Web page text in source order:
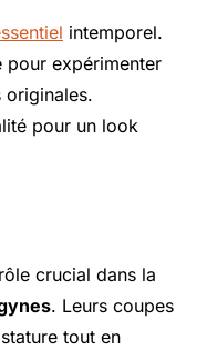
intemporel.
pour expérimenter
originales.
pour un look
crucial dans la
. Leurs coupes
tout en